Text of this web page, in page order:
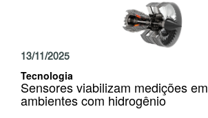
13/11/2025
Tecnologia
Sensores viabilizam medições em
ambientes com hidrogênio